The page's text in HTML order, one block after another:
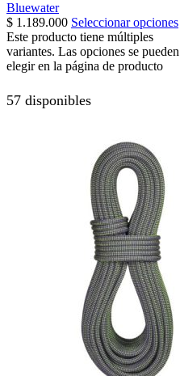
Bluewater
$ 1.189.000 Seleccionar opciones
Este producto tiene múltiples
variantes. Las opciones se pueden
elegir en la página de producto
57 disponibles